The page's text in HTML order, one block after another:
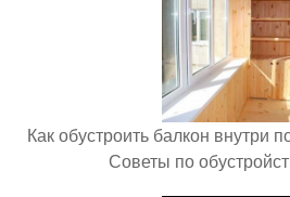
Как обустроить балкон внутри
Советы по